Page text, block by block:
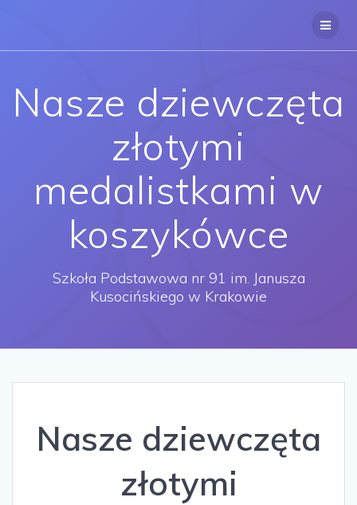
Nasze dziewczęta
złotymi
medalistkami w
koszykówce
Szkoła Podstawowa nr 91 im. Janusza
Kusocińskiego w Krakowie
Nasze dziewczęta
złotymi